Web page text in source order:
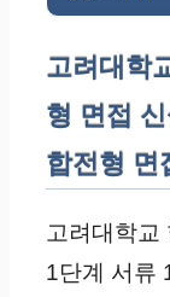
고려대학
형 면접
합전형 면
고려대학교
1단계 서류